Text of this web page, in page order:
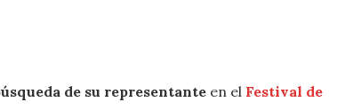
de su representante en el Festival de